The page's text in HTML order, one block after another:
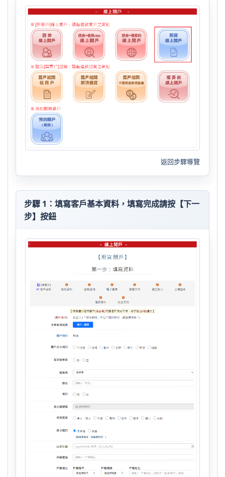
返回步驟導覽
步驟 1：填寫客戶基本資料，填寫完成請按【下一
步】按鈕